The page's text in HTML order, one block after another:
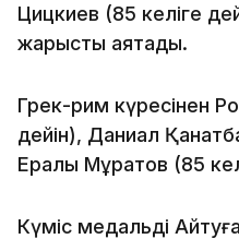
Цицкиев (85 келіге
жарысты аяқтады.
Грек-рим күресінен
дейін), Даниал
Ералы Мұратов (85
Күміс медальді